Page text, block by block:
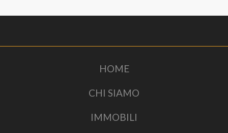
HOME
CHI SIAMO
IMMOBILI